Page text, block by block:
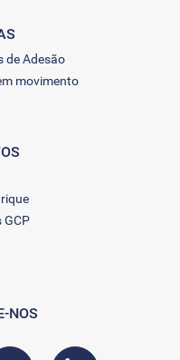
de Adesão
movimento
GCP
NOS